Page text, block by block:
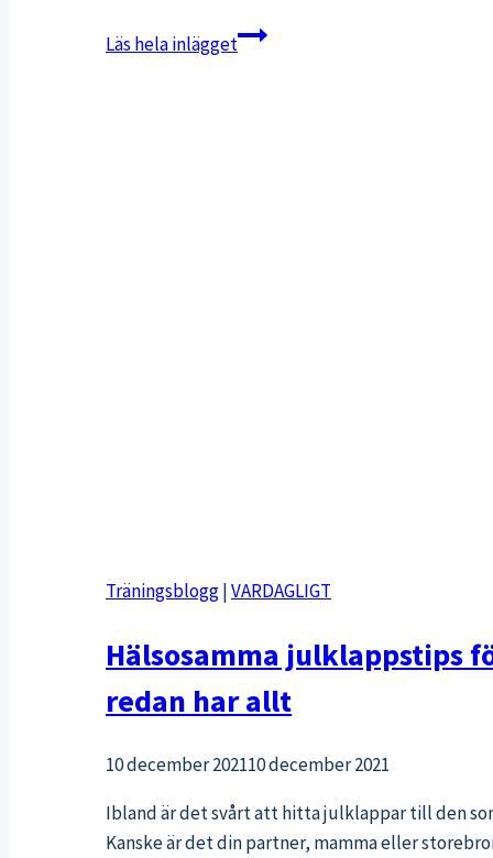
Läs hela inläggetGravid
Träningsblogg|VARDAGLIGT
Hälsosamma julklappstips
redan har allt
10 december 202110 december 2021
Ibland är det svårt att hitta julklappar till den
Kanske är det din partner, mamma eller